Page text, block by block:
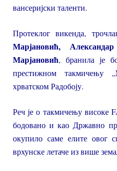
вансеријски таленти.
Протеклог викенда,
Марјановић,
Марјановић, бранила је
престижном такмичењу
хрватском Радобоју.
Реч је о такмичењу високе
бодовано и као Државно
окупило саме елите овог
врхунске летаче из више